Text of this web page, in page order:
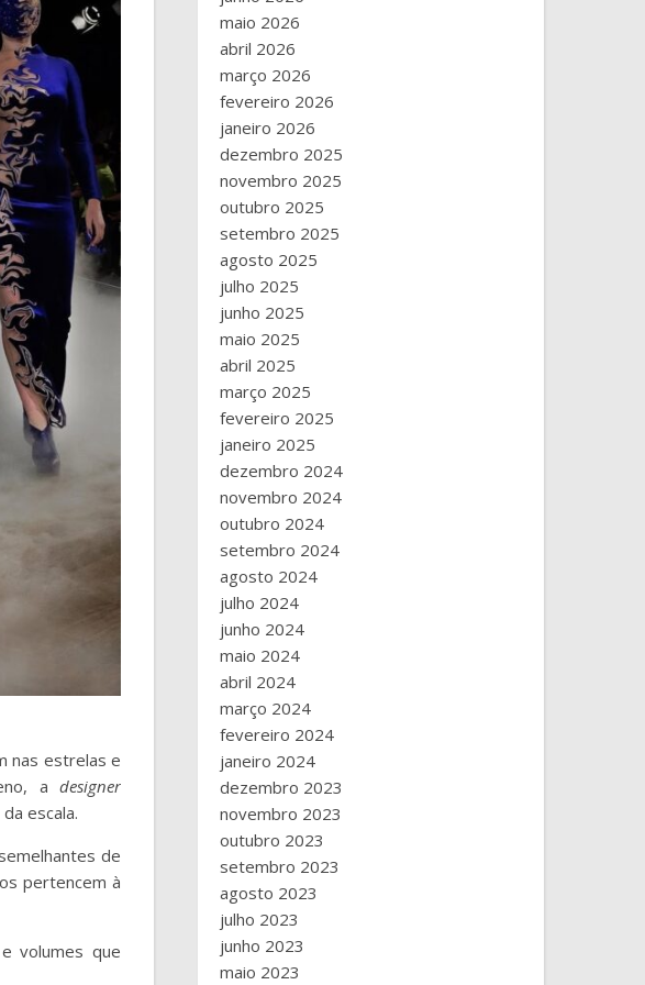
nas estrelas e
a designer
escala.
de
pertencem à
volumes que
maio 2026
abril 2026
março 2026
fevereiro 2026
janeiro 2026
dezembro 2025
novembro 2025
outubro 2025
setembro 2025
agosto 2025
julho 2025
junho 2025
maio 2025
abril 2025
março 2025
fevereiro 2025
janeiro 2025
dezembro 2024
novembro 2024
outubro 2024
setembro 2024
agosto 2024
julho 2024
junho 2024
maio 2024
abril 2024
março 2024
fevereiro 2024
janeiro 2024
dezembro 2023
novembro 2023
outubro 2023
setembro 2023
agosto 2023
julho 2023
junho 2023
maio 2023